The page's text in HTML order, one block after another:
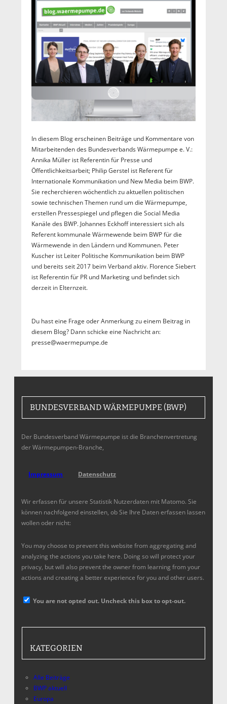
In diesem Blog erscheinen Beiträge und Kommentare von
Mitarbeitenden des Bundesverbands Wärmepumpe e. V.:
Annika Müller ist Referentin für Presse und
Öffentlichkeitsarbeit; Philip Gerstel ist Referent für
Internationale Kommunikation und New Media beim BWP.
Sie recherchieren wöchentlich zu aktuellen politischen
sowie technischen Themen rund um die Wärmepumpe,
erstellen Pressespiegel und pflegen die Social Media
Kanäle des BWP. Johannes Eckhoff interessiert sich als
Referent kommunale Wärmewende beim BWP für die
Wärmewende in den Ländern und Kommunen. Peter
Kuscher ist Leiter Politische Kommunikation beim BWP
und bereits seit 2017 beim Verband aktiv. Florence Siebert
ist Referentin für PR und Marketing und befindet sich
derzeit in Elternzeit.
Du hast eine Frage oder Anmerkung zu einem Beitrag in
diesem Blog? Dann schicke eine Nachricht an:
presse@waermepumpe.de
BUNDESVERBAND WÄRMEPUMPE (BWP)
Der Bundesverband Wärmepumpe ist die Branchenvertretung
der Wärmepumpen-Branche,
Impressum Datenschutz
Wir erfassen für unsere Statistik Nutzerdaten mit Matomo. Sie
können nachfolgend einstellen, ob Sie Ihre Daten erfassen lassen
wollen oder nicht:
You may choose to prevent this website from aggregating and
analyzing the actions you take here. Doing so will protect your
privacy, but will also prevent the owner from learning from your
actions and creating a better experience for you and other users.
You are not opted out. Uncheck this box to opt-out.
KATEGORIEN
Alle Beiträge
BWP aktuell
Europa